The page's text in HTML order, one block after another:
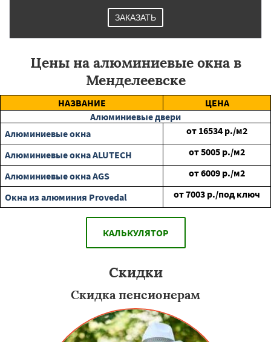
ЗАКАЗАТЬ
Цены на алюминиевые окна в
Менделеевске
НАЗВАНИЕ
ЦЕНА
Алюминиевые двери
Алюминиевые окна
от 16534 р./м2
Алюминиевые окна ALUTECH
от5005 р./м2
Алюминиевые окна AGS
от6009 р./м2
Окна из алюминия Provedal
от7003 р./под ключ
КАЛЬКУЛЯТОР
Скидки
Скидка пенсионерам